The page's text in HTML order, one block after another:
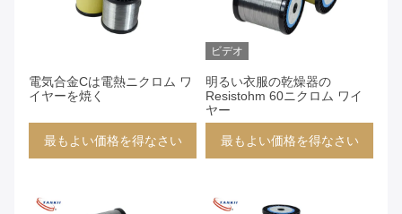
電気合金Cは電熱ニクロム ワ
イヤーを焼く
最もよい価格を得なさい
ビデオ
明るい衣服の乾燥器の
Resistohm 60ニクロム ワイ
ヤー
最もよい価格を得なさい